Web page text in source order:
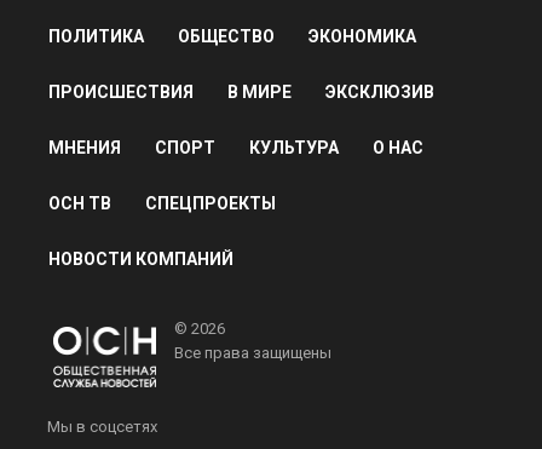
ПОЛИТИКА ОБЩЕСТВО ЭКОНОМИКА
ПРОИСШЕСТВИЯ В МИРЕ ЭКСКЛЮЗИВ
МНЕНИЯ СПОРТ КУЛЬТУРА О НАС
ОСН ТВ СПЕЦПРОЕКТЫ
НОВОСТИ КОМПАНИЙ
© 2026
Все права защищены
Мы в соцсетях